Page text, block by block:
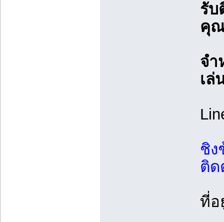
รับ
คุ
จำ
เล่
ชิง
ติด
ที่